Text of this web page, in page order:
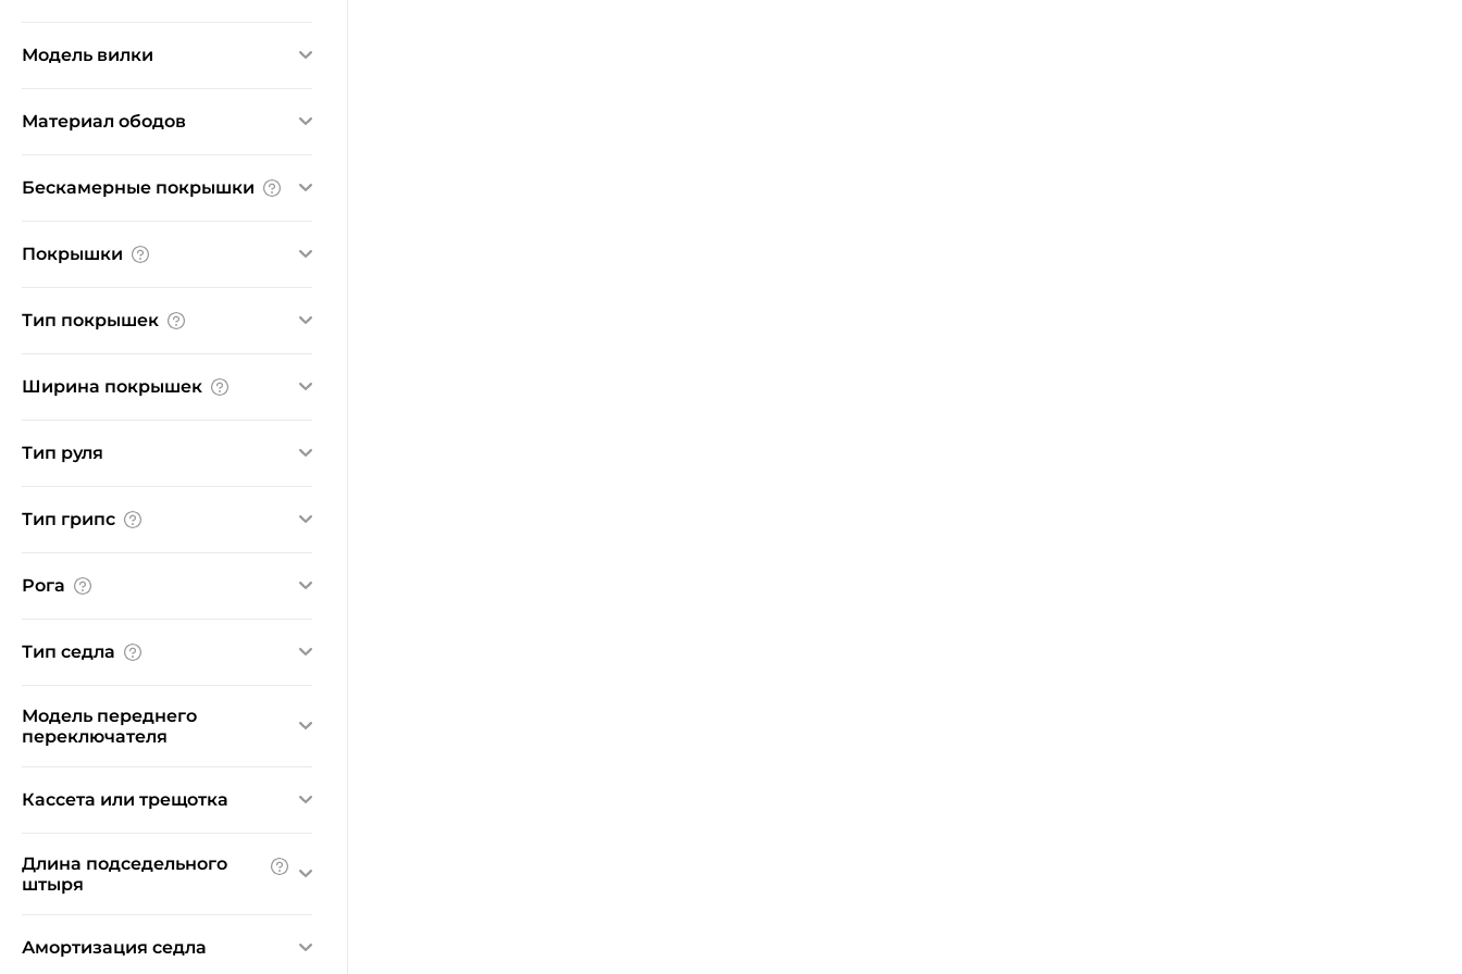
Модель вилки
Материал ободов
Бескамерные покрышки
Покрышки
Тип покрышек
полуслики
Ширина покрышек
Тип руля
с подъемом
Тип грипс
Рога
Тип седла
спортивное
Модель переднего
переключателя
Кассета или трещотка
Длина подседельного
штыря
Амортизация седла